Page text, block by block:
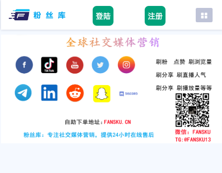
登陆 注册
首页
tiktok
youtube
instagram